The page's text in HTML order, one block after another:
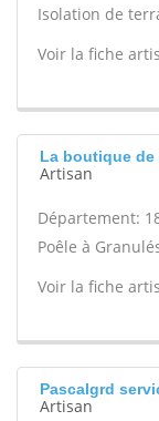
Isolation de
Voir la fiche
La boutique de
Artisan
Département:
Poêle à
Voir la fiche
Pascalgrd
Artisan